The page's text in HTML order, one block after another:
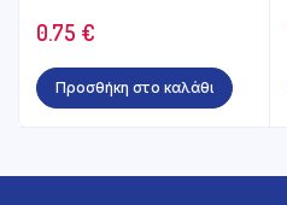
0.75 €
Προσθήκη στο καλάθι